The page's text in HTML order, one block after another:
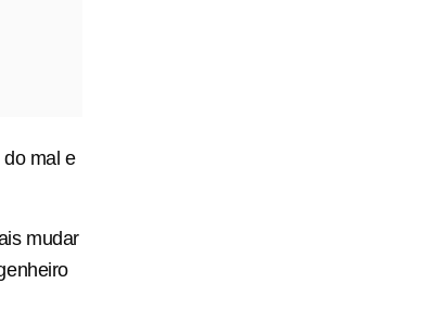
mal e
mudar